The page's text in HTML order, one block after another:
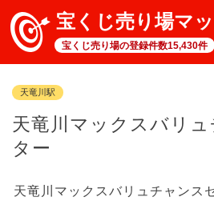
宝くじ売り場マ
宝くじ売り場の登録件数15,430件
天竜川駅
天竜川マックスバリ
ター
天竜川マックスバリュチャンス